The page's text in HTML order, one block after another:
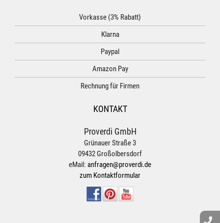
Vorkasse (3% Rabatt)
Klarna
Paypal
Amazon Pay
Rechnung für Firmen
KONTAKT
Proverdi GmbH
Grünauer Straße 3
09432 Großolbersdorf
eMail: anfragen@proverdi.de
zum Kontaktformular